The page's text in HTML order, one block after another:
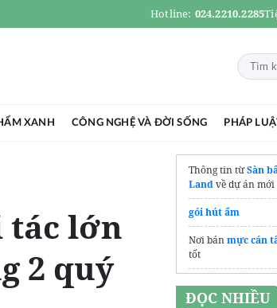
Hotline: 024.2210.2285
XANH CÔNG NGHỆ VÀ ĐỜI SỐNG PHÁP
tác lớn
2 quý
Thông tin từSàn
Landvề dự án mới
gói hút ẩm
Nơi bánmực cán
tốt
ĐỌC NHIỀU